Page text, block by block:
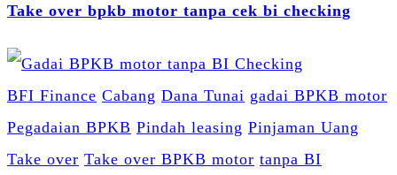
Take over bpkb motor tanpa cek bi checking
BFI Finance Cabang Dana Tunai gadai BPKB motor
Pegadaian BPKB Pindah leasing Pinjaman Uang
Take over Take over BPKB motor tanpa BI